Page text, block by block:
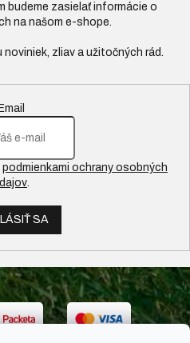
budeme zasielať informácie o
na našom e-shope.
Email
podmienkami ochrany osobných
.
SA